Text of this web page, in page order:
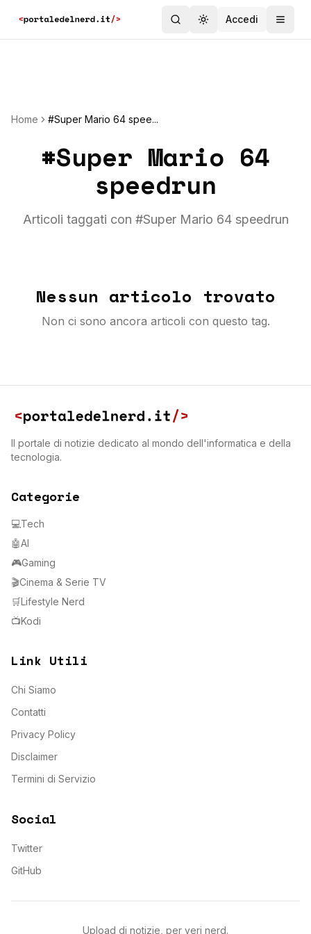
Toggle theme
Accedi
Home #Super Mario 64 spee...
#Super Mario 64
speedrun
Articoli taggati con #Super Mario 64 speedrun
Nessun articolo trovato
Non ci sono ancora articoli con questo tag.
Il portale di notizie dedicato al mondo dell'informatica e della
tecnologia.
Categorie
💻Tech
🤖AI
🎮Gaming
🎬Cinema & Serie TV
🛒Lifestyle Nerd
📺Kodi
Link Utili
Chi Siamo
Contatti
Privacy Policy
Disclaimer
Termini di Servizio
Social
Twitter
GitHub
Upload di notizie, per veri nerd.